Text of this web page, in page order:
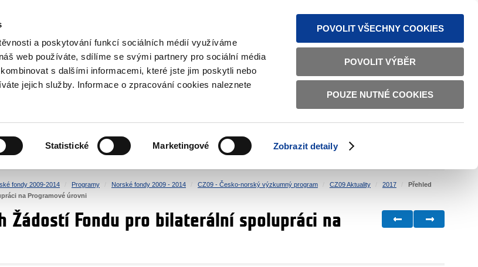
a poskytování funkcí sociálních médií využíváme
web používáte, sdílíme se svými partnery pro sociální média
s dalšími informacemi, které jste jim poskytli nebo
jejich služby. Informace o zpracování cookies naleznete
Statistické Marketingové Zobrazit detaily
POVOLIT VŠECHNY COOKIES
POVOLIT VÝBĚR
POUZE NUTNÉ COOKIES
TEXTOVÁ VERZE ČESKY ENGLISH
PRÁVA SPRAVEDLNOST VNITŘNÍ VĚCI BILATERÁLNÍ SPOLUPRÁCE
fondy 2009-2014 Programy Norské fondy 2009 - 2014 CZ09 - Česko-norský výzkumný program CZ09 Aktuality 2017
Přehled
na Programové úrovni
Žádostí Fondu pro bilaterální spolupráci na